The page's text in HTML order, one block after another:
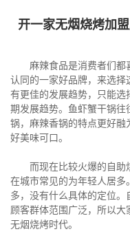
开一家无烟烧烤加
麻辣食品是消费者们都
认同的一家好品牌，来选
有更佳的发展趋势，只能
期发展趋势。鱼虾蟹干锅
锅，麻辣香锅的特点更好
好美味可口。
而现在比较火爆的自助
在城市常见的为年轻人居多
多，没有什么具体的定位
顾客群体范围广泛，所以
无烟烧烤时代。